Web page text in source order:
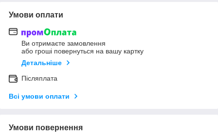
Умови оплати
Ви отримаєте замовлення
або гроші повернуться на вашу картку
Детальніше
Післяплата
Всі умови оплати
Умови повернення